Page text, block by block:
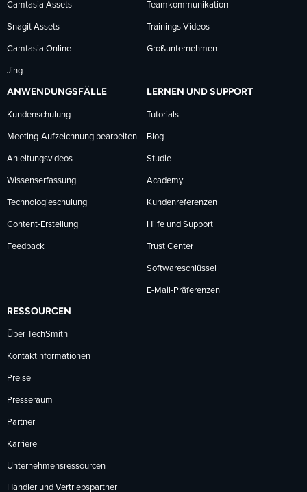
Camtasia Assets
Snagit Assets
Camtasia Online
Jing
Teamkommunikation
Trainings-Videos
Großunternehmen
ANWENDUNGSFÄLLE
Kundenschulung
Meeting-Aufzeichnung bearbeiten
Anleitungsvideos
Wissenserfassung
Technologieschulung
Content-Erstellung
Feedback
LERNEN UND SUPPORT
Tutorials
Blog
Studie
Academy
Kundenreferenzen
Hilfe und Support
Trust Center
Softwareschlüssel
E-Mail-Präferenzen
RESSOURCEN
Über TechSmith
Kontaktinformationen
Preise
Presseraum
Partner
Karriere
Unternehmensressourcen
Händler und Vertriebspartner